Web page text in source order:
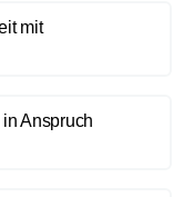
mit
Anspruch